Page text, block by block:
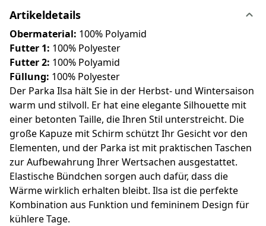
Artikeldetails
Obermaterial: 100% Polyamid
Futter 1: 100% Polyester
Futter 2: 100% Polyamid
Füllung: 100% Polyester
Der Parka Ilsa hält Sie in der Herbst- und Wintersaison
warm und stilvoll. Er hat eine elegante Silhouette mit
einer betonten Taille, die Ihren Stil unterstreicht. Die
große Kapuze mit Schirm schützt Ihr Gesicht vor den
Elementen, und der Parka ist mit praktischen Taschen
zur Aufbewahrung Ihrer Wertsachen ausgestattet.
Elastische Bündchen sorgen auch dafür, dass die
Wärme wirklich erhalten bleibt. Ilsa ist die perfekte
Kombination aus Funktion und femininem Design für
kühlere Tage.